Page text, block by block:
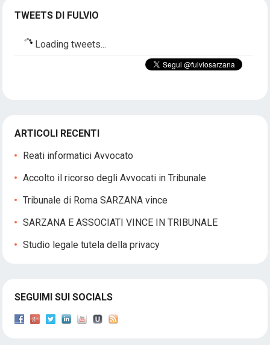
TWEETS DI FULVIO
Loading tweets...
ARTICOLI RECENTI
Reati informatici Avvocato
Accolto il ricorso degli Avvocati in Tribunale
Tribunale di Roma SARZANA vince
SARZANA E ASSOCIATI VINCE IN TRIBUNALE
Studio legale tutela della privacy
SEGUIMI SUI SOCIALS